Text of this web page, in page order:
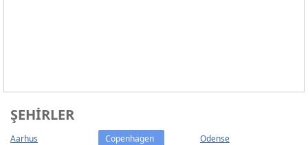
ŞEHIRLER
Aarhus Copenhagen Odense